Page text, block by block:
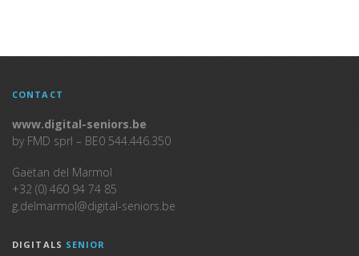
CONTACT
www.digital-seniors.be
by FMD sprl – BE0 544.446.350
Gaëtan del Marmol
+32 (0) 460 94 74 85
g.delmarmol@digital-seniors.be
DIGITALS SENIOR